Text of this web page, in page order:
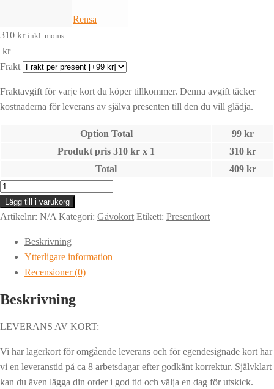
Rensa
310 kr inkl. moms
kr
Frakt
Fraktavgift för varje kort du köper tillkommer. Denna avgift täcker
kostnaderna för leverans av själva presenten till den du vill glädja.
Option Total 99kr
Produkt pris 310 kr x 1 310kr
Total
409kr
DIAMANTKORT
Gåvokort
Presentkort
Julklappskort
mängd
Lägg till i varukorg
Artikelnr: N/A Kategori: Gåvokort Etikett: Presentkort
Beskrivning
Ytterligare information
Recensioner (0)
Beskrivning
LEVERANS AV KORT:
Vi har lagerkort för omgående leverans och för egendesignade kort har
vi en leveranstid på ca 8 arbetsdagar efter godkänt korrektur. Självklart
kan du även lägga din order i god tid och välja en dag för utskick.